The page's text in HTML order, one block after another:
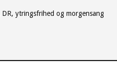
DR, ytringsfrihed og morgensang